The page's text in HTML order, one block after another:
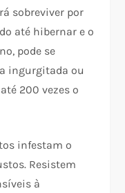
sobreviver por
até hibernar e o
pode se
ingurgitada ou
200 vezes o
infestam o
Resistem
à